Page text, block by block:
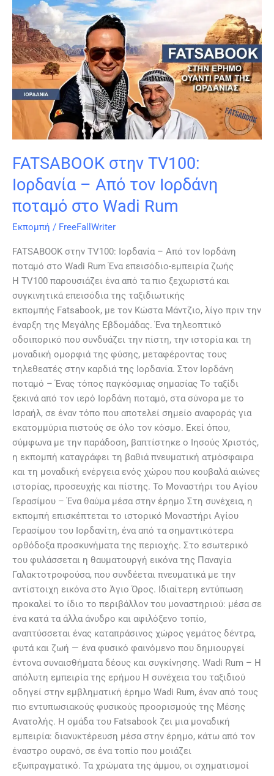
FATSABOOK στην TV100:
Ιορδανία – Από τον Ιορδάνη
ποταμό στο Wadi Rum
Εκπομπή / FreeFallWriter
FATSABOOK στην TV100: Ιορδανία – Από τον Ιορδάνη
ποταμό στο Wadi Rum Ένα επεισόδιο-εμπειρία ζωής
Η TV100 παρουσιάζει ένα από τα πιο ξεχωριστά και
συγκινητικά επεισόδια της ταξιδιωτικής
εκπομπής Fatsabook, με τον Κώστα Μάντζιο, λίγο πριν την
έναρξη της Μεγάλης Εβδομάδας. Ένα τηλεοπτικό
οδοιπορικό που συνδυάζει την πίστη, την ιστορία και τη
μοναδική ομορφιά της φύσης, μεταφέροντας τους
τηλεθεατές στην καρδιά της Ιορδανία. Στον Ιορδάνη
ποταμό – Ένας τόπος παγκόσμιας σημασίας Το ταξίδι
ξεκινά από τον ιερό Ιορδάνη ποταμό, στα σύνορα με το
Ισραήλ, σε έναν τόπο που αποτελεί σημείο αναφοράς για
εκατομμύρια πιστούς σε όλο τον κόσμο. Εκεί όπου,
σύμφωνα με την παράδοση, βαπτίστηκε ο Ιησούς Χριστός,
η εκπομπή καταγράφει τη βαθιά πνευματική ατμόσφαιρα
και τη μοναδική ενέργεια ενός χώρου που κουβαλά αιώνες
ιστορίας, προσευχής και πίστης. Το Μοναστήρι του Αγίου
Γερασίμου – Ένα θαύμα μέσα στην έρημο Στη συνέχεια, η
εκπομπή επισκέπτεται το ιστορικό Μοναστήρι Αγίου
Γερασίμου του Ιορδανίτη, ένα από τα σημαντικότερα
ορθόδοξα προσκυνήματα της περιοχής. Στο εσωτερικό
του φυλάσσεται η θαυματουργή εικόνα της Παναγία
Γαλακτοτροφούσα, που συνδέεται πνευματικά με την
αντίστοιχη εικόνα στο Άγιο Όρος. Ιδιαίτερη εντύπωση
προκαλεί το ίδιο το περιβάλλον του μοναστηριού: μέσα σε
ένα κατά τα άλλα άνυδρο και αφιλόξενο τοπίο,
αναπτύσσεται ένας καταπράσινος χώρος γεμάτος δέντρα,
φυτά και ζωή — ένα φυσικό φαινόμενο που δημιουργεί
έντονα συναισθήματα δέους και συγκίνησης. Wadi Rum – Η
απόλυτη εμπειρία της ερήμου Η συνέχεια του ταξιδιού
οδηγεί στην εμβληματική έρημο Wadi Rum, έναν από τους
πιο εντυπωσιακούς φυσικούς προορισμούς της Μέσης
Ανατολής. Η ομάδα του Fatsabook ζει μια μοναδική
εμπειρία: διανυκτέρευση μέσα στην έρημο, κάτω από τον
έναστρο ουρανό, σε ένα τοπίο που μοιάζει
εξωπραγματικό. Τα χρώματα της άμμου, οι σχηματισμοί
FATSABOOK
στην
TV100:
Ιορδανία
–
Από
τον
Ιορδάνη
ποταμό
στο
Rum